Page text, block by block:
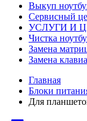
Выкуп
Сервисный
УСЛУГИ И
Чистка
Замена
Замена
Главная
Блоки
Для